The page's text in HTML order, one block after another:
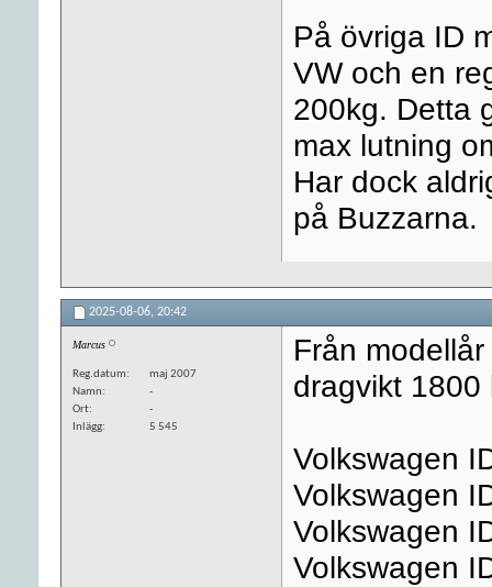
På övriga ID
VW och en
200kg. Detta
max lutning
Har dock
på Buzzarna.
2025-08-06, 20:42
Marcus
Reg.datum
maj 2007
Namn
-
Ort
-
Inlägg
5 545
Från
dragvikt 1800
Volkswagen
Volkswagen
Volkswagen
Volkswagen